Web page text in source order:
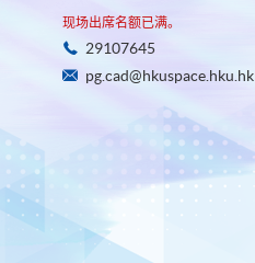
现场出席名额已满。
29107645
pg.cad@hkuspace.hku.hk